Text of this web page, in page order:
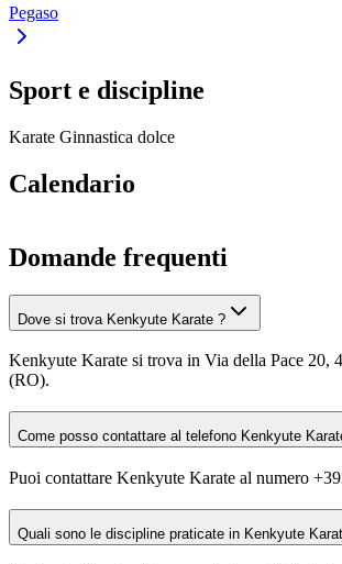
Pegaso
Sport e discipline
Karate Ginnastica dolce
Calendario
Domande frequenti
Dove si trova Kenkyute Karate ?
Kenkyute Karate si trova in Via della Pace 20,
(RO).
Come posso contattare al telefono Kenkyute
Puoi contattare Kenkyute Karate al numero
Quali sono le discipline praticate in Kenkyute